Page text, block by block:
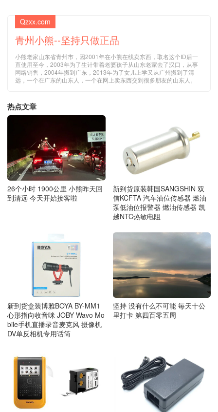
Qzxx.com
青州小熊--坚持只做正品
小熊老家山东省青州市，因2001年在小熊在线卖东西，取名这个ID后一
直使用至今，2003年为了生计带着老婆孩子从山东老家去了汉口，从事
网络销售，2004年搬到广东，2013年为了女儿上学又从广州搬到了清
远，一个在广东的山东人，一个在网上卖东西交到很多朋友的山东人。
热点文章
26个小时 1900公里 小熊昨天回
到清远 今天开始接客啦
新到货原装韩国SANGSHIN 双
信KCFTA 汽车油位传感器 燃油
泵低油位报警器 燃油传感器 凯
越NTC热敏电阻
新到货盒装博雅BOYA BY-MM1
心形指向收音咪 JOBY Wavo Mo
bile手机直播录音麦克风 摄像机
DV单反相机专用话筒
坚持 没有什么不可能 毎天十公
里打卡 第四百零五周